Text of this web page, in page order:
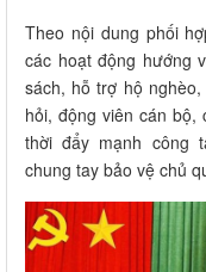
Theo nội dung phối
các hoạt động hướng
sách, hỗ trợ hộ
hỏi, động viên cán bộ,
thời đẩy mạnh công
chung tay bảo vệ chủ